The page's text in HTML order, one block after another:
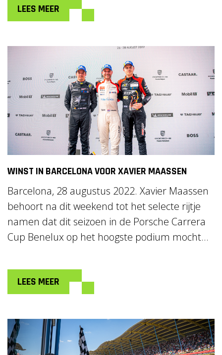
LEES MEER
WINST IN BARCELONA VOOR XAVIER MAASSEN
Barcelona, 28 augustus 2022. Xavier Maassen
behoort na dit weekend tot het selecte rijtje
namen dat dit seizoen in de Porsche Carrera
Cup Benelux op het hoogste podium mocht...
LEES MEER